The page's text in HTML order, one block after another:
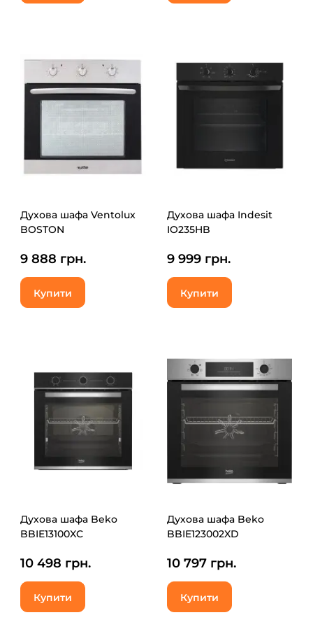
Духова шафа Ventolux
BOSTON
9 888 грн.
Купити
Духова шафа Indesit
IO235HB
9 999 грн.
Купити
Духова шафа Beko
BBIE13100XC
10 498 грн.
Купити
Духова шафа Beko
BBIE123002XD
10 797 грн.
Купити